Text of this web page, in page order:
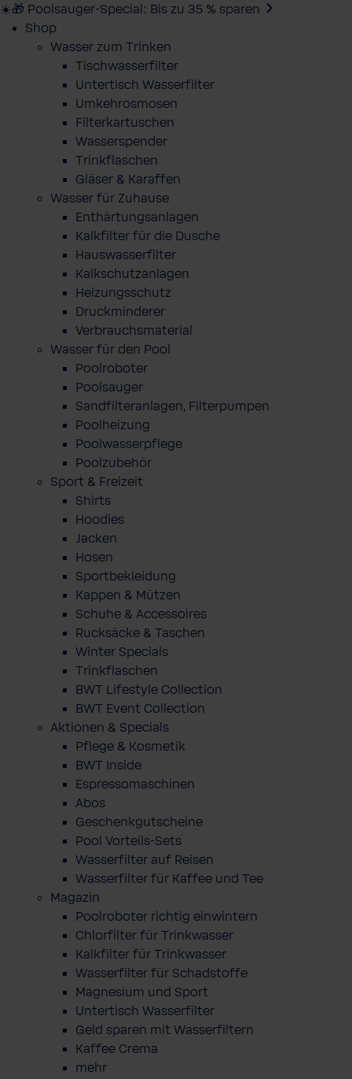
☀️🎁 Poolsauger-Special: Bis zu 35 % sparen
Shop
Wasser zum Trinken
Tischwasserfilter
Untertisch Wasserfilter
Umkehrosmosen
Filterkartuschen
Wasserspender
Trinkflaschen
Gläser & Karaffen
Wasser für Zuhause
Enthärtungsanlagen
Kalkfilter für die Dusche
Hauswasserfilter
Kalkschutzanlagen
Heizungsschutz
Druckminderer
Verbrauchsmaterial
Wasser für den Pool
Poolroboter
Poolsauger
Sandfilteranlagen, Filterpumpen
Poolheizung
Poolwasserpflege
Poolzubehör
Sport & Freizeit
Shirts
Hoodies
Jacken
Hosen
Sportbekleidung
Kappen & Mützen
Schuhe & Accessoires
Rucksäcke & Taschen
Winter Specials
Trinkflaschen
BWT Lifestyle Collection
BWT Event Collection
Aktionen & Specials
Pflege & Kosmetik
BWT Inside
Espressomaschinen
Abos
Geschenkgutscheine
Pool Vorteils-Sets
Wasserfilter auf Reisen
Wasserfilter für Kaffee und Tee
Magazin
Poolroboter richtig einwintern
Chlorfilter für Trinkwasser
Kalkfilter für Trinkwasser
Wasserfilter für Schadstoffe
Magnesium und Sport
Untertisch Wasserfilter
Geld sparen mit Wasserfiltern
Kaffee Crema
mehr